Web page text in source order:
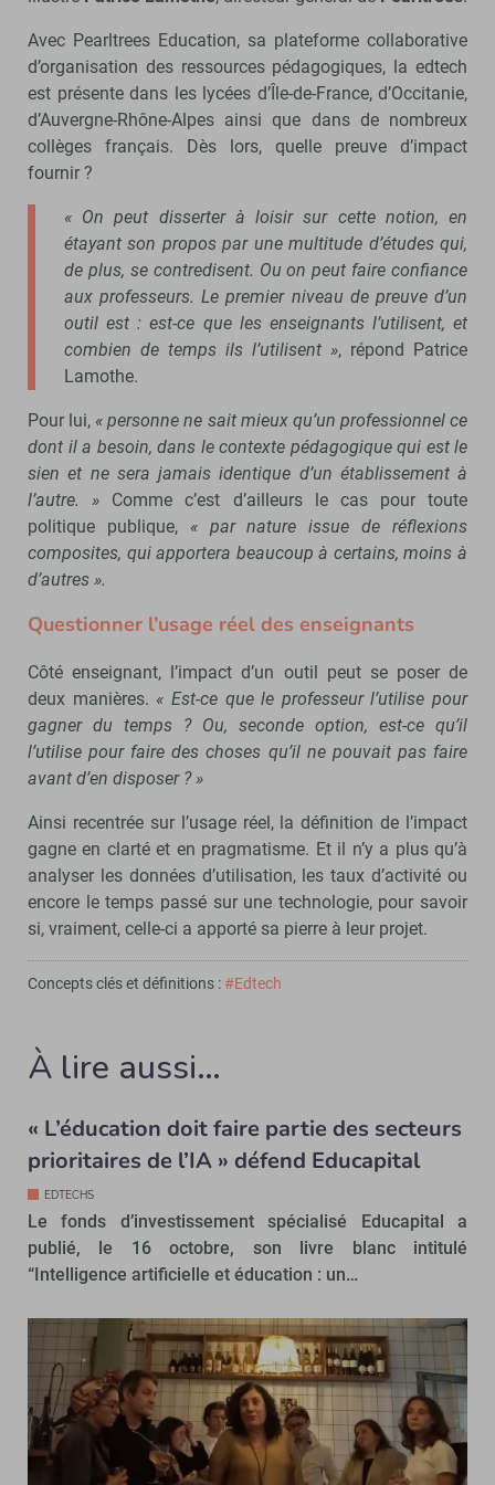
Avec Pearltrees Education, sa plateforme collaborative
d’organisation des ressources pédagogiques, la edtech
est présente dans les lycées d’Île-de-France, d’Occitanie,
d’Auvergne-Rhône-Alpes ainsi que dans de nombreux
collèges français. Dès lors, quelle preuve d’impact
fournir ?
« On peut disserter à loisir sur cette notion, en
étayant son propos par une multitude d’études qui,
de plus, se contredisent. Ou on peut faire confiance
aux professeurs. Le premier niveau de preuve d’un
outil est : est-ce que les enseignants l’utilisent, et
combien de temps ils l’utilisent », répond Patrice
Lamothe.
Pour lui, « personne ne sait mieux qu’un professionnel ce
dont il a besoin, dans le contexte pédagogique qui est le
sien et ne sera jamais identique d’un établissement à
l’autre. » Comme c’est d’ailleurs le cas pour toute
politique publique, « par nature issue de réflexions
composites, qui apportera beaucoup à certains, moins à
d’autres ».
Questionner l’usage réel des enseignants
Côté enseignant, l’impact d’un outil peut se poser de
deux manières. « Est-ce que le professeur l’utilise pour
gagner du temps ? Ou, seconde option, est-ce qu’il
l’utilise pour faire des choses qu’il ne pouvait pas faire
avant d’en disposer ? »
Ainsi recentrée sur l’usage réel, la définition de l’impact
gagne en clarté et en pragmatisme. Et il n’y a plus qu’à
analyser les données d’utilisation, les taux d’activité ou
encore le temps passé sur une technologie, pour savoir
si, vraiment, celle-ci a apporté sa pierre à leur projet.
Concepts clés et définitions : #Edtech
À lire aussi…
« L’éducation doit faire partie des secteurs
prioritaires de l’IA » défend Educapital
EDTECHS
Le fonds d’investissement spécialisé Educapital a
publié, le 16 octobre, son livre blanc intitulé
“Intelligence artificielle et éducation : un…